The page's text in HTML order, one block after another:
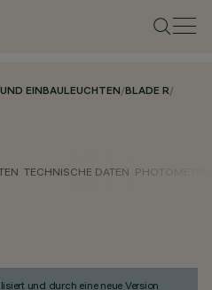
EINBAULEUCHTEN/BLADE R/
TECHNISCHE DATEN
und durch eine neue Version